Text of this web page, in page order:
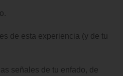
de esta experiencia (y de tu
señales de tu enfado, de